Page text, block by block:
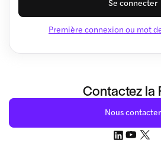
Se connecter
Première connexion ou mot
Contactez la
Nous contacter